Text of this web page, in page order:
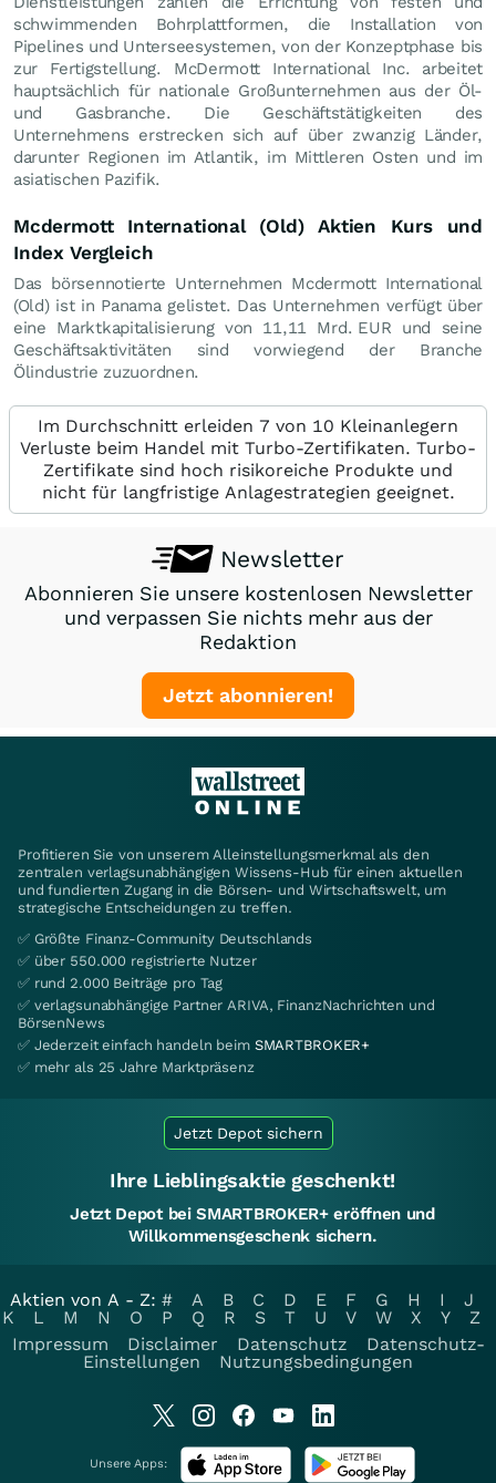
schwimmenden Bohrplattformen, die Installation von
Pipelines und Unterseesystemen, von der Konzeptphase bis
zur Fertigstellung. McDermott International Inc. arbeitet
hauptsächlich für nationale Großunternehmen aus der Öl-
und Gasbranche. Die Geschäftstätigkeiten des
Unternehmens erstrecken sich auf über zwanzig Länder,
darunter Regionen im Atlantik, im Mittleren Osten und im
asiatischen Pazifik.
Mcdermott International (Old) Aktien Kurs und
Index Vergleich
Das börsennotierte Unternehmen Mcdermott International
(Old) ist in Panama gelistet. Das Unternehmen verfügt über
eine Marktkapitalisierung von 11,11 Mrd. EUR und seine
Geschäftsaktivitäten sind vorwiegend der Branche
Ölindustrie zuzuordnen.
Im Durchschnitt erleiden 7 von 10 Kleinanlegern
Verluste beim Handel mit Turbo-Zertifikaten. Turbo-
Zertifikate sind hoch risikoreiche Produkte und
nicht für langfristige Anlagestrategien geeignet.
Newsletter
Abonnieren Sie unsere kostenlosen Newsletter
und verpassen Sie nichts mehr aus der
Redaktion
Jetzt abonnieren!
Profitieren Sie von unserem Alleinstellungsmerkmal als den
zentralen verlagsunabhängigen Wissens-Hub für einen aktuellen
und fundierten Zugang in die Börsen- und Wirtschaftswelt, um
strategische Entscheidungen zu treffen.
✅ Größte Finanz-Community Deutschlands
✅ über 550.000 registrierte Nutzer
✅ rund 2.000 Beiträge pro Tag
✅ verlagsunabhängige Partner ARIVA, FinanzNachrichten und
BörsenNews
✅ Jederzeit einfach handeln beim SMARTBROKER+
✅ mehr als 25 Jahre Marktpräsenz
Jetzt Depot sichern
Ihre Lieblingsaktie geschenkt!
Jetzt Depot bei SMARTBROKER+ eröffnen und
Willkommensgeschenk sichern.
Aktien von A - Z: # A B C D E F G H I
J
K
L M N O P Q R S T U V W X Y
Z
Impressum
Disclaimer Datenschutz
Datenschutz-
Einstellungen
Nutzungsbedingungen
Unsere Apps: